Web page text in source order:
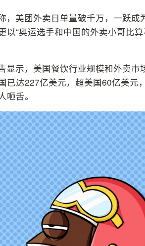
，美团外卖日单量破千万，一跃
以“奥运选手和中国的外卖小哥比
显示，美国餐饮行业规模和外卖
已达227亿美元，超美国60亿美
咂舌。